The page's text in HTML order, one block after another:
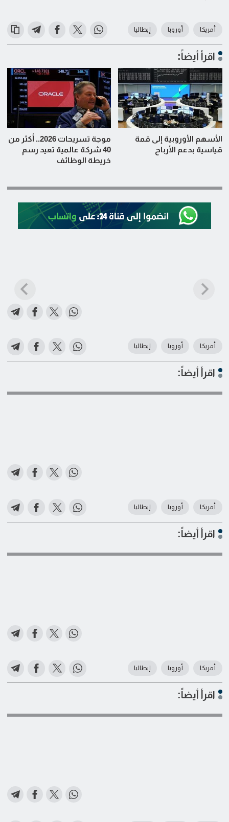
أمريكا أوروبا إيطاليا
اقرأ أيضاً:
الأسهم الأوروبية إلى قمة
قياسية بدعم الأرباح
موجة تسريحات 2026.. أكثر من
40 شركة عالمية تعيد رسم
خريطة الوظائف
أمريكا أوروبا إيطاليا
اقرأ أيضاً:
أمريكا أوروبا إيطاليا
اقرأ أيضاً:
أمريكا أوروبا إيطاليا
اقرأ أيضاً: